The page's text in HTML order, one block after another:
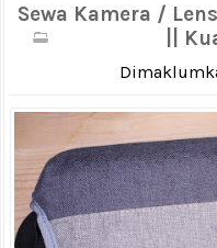
Sewa Kamera /
||